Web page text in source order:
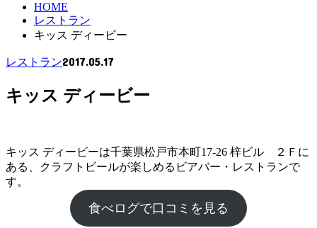
HOME
レストラン
キッス ディービー
レストラン2017.05.17
キッス ディービー
キッス ディービーは千葉県松戸市本町17-26 梓ビル ２Ｆに
ある、クラフトビールが楽しめるビアバー・レストランで
す。
食べログで口コミを見る